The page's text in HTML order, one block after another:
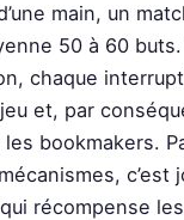
main, un
50 à 60
chaque
et, par
bookmakers.
c’est
récompense